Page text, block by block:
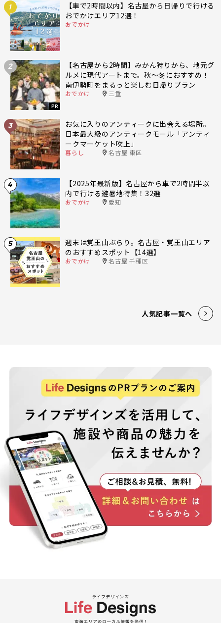
1
【車で2時間以内】名古屋から日帰りで行ける
おでかけエリア12選！
おでかけ
2
PR
【名古屋から2時間】みかん狩りから、地元グ
ルメに現代アートまで。秋〜冬におすすめ！
南伊勢町をまるっと楽しむ日帰りプラン
おでかけ 三重
3
お気に入りのアンティークに出会える場所。
日本最大級のアンティークモール「アンティ
ークマーケット吹上」
暮らし 名古屋 東区
4
【2025年最新版】名古屋から車で2時間半以
内で行ける避暑地特集！32選
おでかけ 愛知
5
週末は覚王山ぶらり。名古屋・覚王山エリア
のおすすめスポット【14選】
おでかけ 名古屋 千種区
人気記事一覧へ